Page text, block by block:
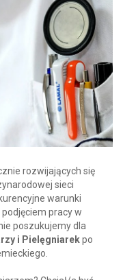
rozwijających się
sieci
warunki
pracy w
poszukujemy dla
i Pielęgniarekpo